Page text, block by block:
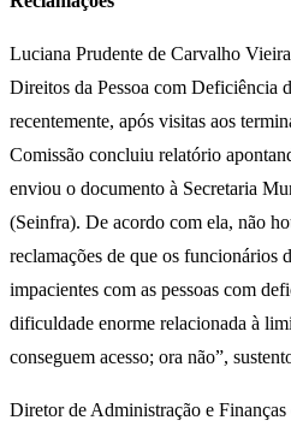
Luciana Prudente de Carvalho
Direitos da Pessoa com Deficiência
recentemente, após visitas aos
Comissão concluiu relatório
enviou o documento à Secretaria
(Seinfra). De acordo com ela, não
reclamações de que os funcionários
impacientes com as pessoas com
dificuldade enorme relacionada à
conseguem acesso; ora não”,
Diretor de Administração e